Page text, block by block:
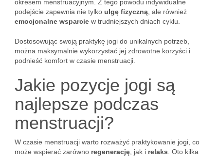
okresem menstruacyjnym. Z tego powodu indywidualne
podejście zapewnia nie tylko ulgę fizyczną , ale również
emocjonalne wsparcie w trudniejszych dniach cyklu.
Dostosowując swoją praktykę jogi do unikalnych potrzeb,
można maksymalnie wykorzystać jej zdrowotne korzyści i
podnieść komfort w czasie menstruacji.
Jakie pozycje jogi są
najlepsze podczas
menstruacji?
W czasie menstruacji warto rozważyć praktykowanie jogi, co
może wspierać zarówno regenerację , jak i relaks . Oto kilka